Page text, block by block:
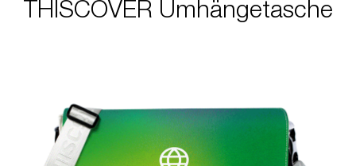
THISCOVER Umhängetasche